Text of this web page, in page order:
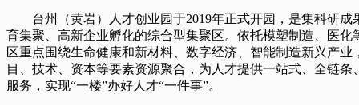
台州（黄岩）人才创业园于2019年正式开园，是集科研成
育集聚、高新企业孵化的综合型集聚区。依托模塑制造、医化
区重点围绕生命健康和新材料、数字经济、智能制造新兴产业
目、技术、资本等要素资源聚合，为人才提供一站式、全链条
服务，实现“一楼”办好人才“一件事”。